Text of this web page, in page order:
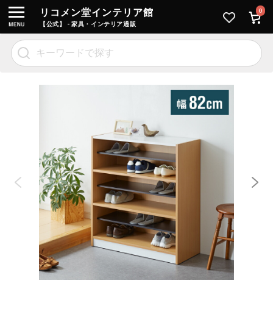
リコメン堂インテリア館
【公式】 - 家具・インテリア通販
0